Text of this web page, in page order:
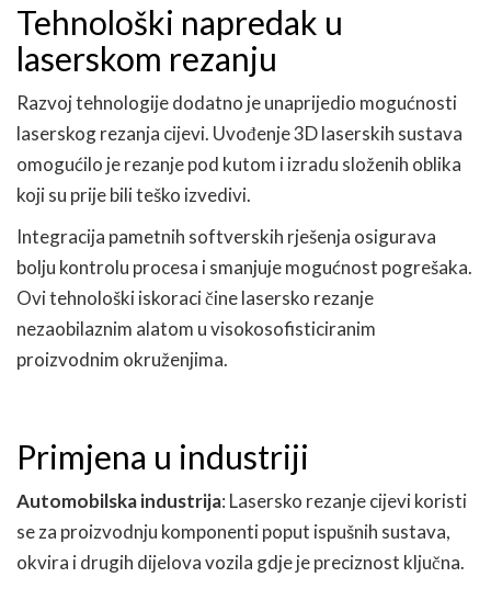
Tehnološki napredak u
laserskom rezanju
Razvoj tehnologije dodatno je unaprijedio mogućnosti
laserskog rezanja cijevi. Uvođenje 3D laserskih sustava
omogućilo je rezanje pod kutom i izradu složenih oblika
koji su prije bili teško izvedivi.
Integracija pametnih softverskih rješenja osigurava
bolju kontrolu procesa i smanjuje mogućnost pogrešaka.
Ovi tehnološki iskoraci čine lasersko rezanje
nezaobilaznim alatom u visokosofisticiranim
proizvodnim okruženjima.
Primjena u industriji
Automobilska industrija: Lasersko rezanje cijevi koristi
se za proizvodnju komponenti poput ispušnih sustava,
okvira i drugih dijelova vozila gdje je preciznost ključna.